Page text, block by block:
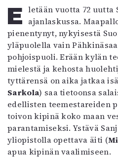
Tilaus ja
Eletään vuotta 72 uutta Skandinavian liiton ajanlaskussa.
pienentynyt, nykyisestä
yläpuolella vain
pohjoispuoli. Erään kylän
mielestä ja kehosta
tyttärensä on aika jatkaa
Sarkola) saa tietoonsa
edellisten teemestareiden
toivon kipinä koko maan
parantamiseksi. Ystävä
yliopistolla opettava äiti (
apua kipinän vaalimiseen.